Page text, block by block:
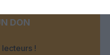
DON
!